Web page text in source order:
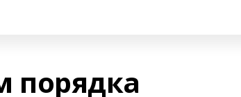
порядка